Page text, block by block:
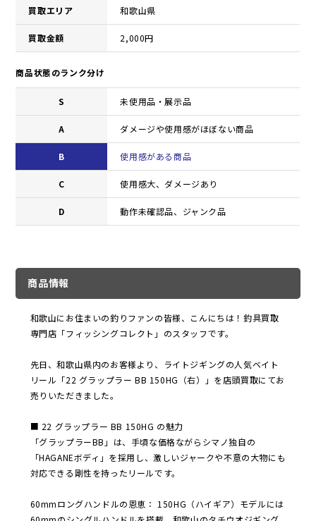
買取エリア 和歌山県
買取金額 2,000円
商品状態のランク分け
S 未使用品・展示品
A ダメージや使用感がほぼない商品
B 使用感がある商品
C 使用感大、ダメージあり
D 動作未確認品、ジャンク品
商品情報
和歌山にお住まいの釣りファンの皆様、こんにちは！釣具買取
専門店「フィッシングコレクト」のスタッフです。
先日、和歌山県内のお客様より、ライトジギングの人気ベイト
リール「22 グラップラー BB 150HG（右）」を店頭買取にてお
売りいただきました。
■ 22 グラップラー BB 150HG の魅力
「グラップラーBB」は、手頃な価格ながらシマノ独自の
「HAGANEボディ」を採用し、激しいジャークや不意の大物にも
対応できる剛性を持ったリールです。
60mmロングハンドルの恩恵： 150HG（ハイギア）モデルには